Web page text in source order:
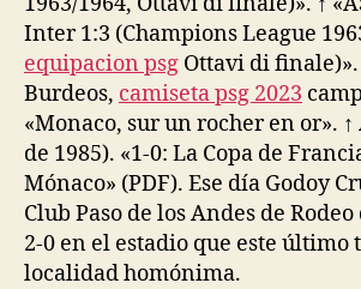
Inter 1:3 (Champions League
equipacion psg Ottavi di
Burdeos, camiseta psg 2023
«Monaco, sur un rocher en or».
de 1985). «1-0: La Copa de
Mónaco» (PDF). Ese día Godoy
Club Paso de los Andes de
2-0 en el estadio que este último
localidad homónima.